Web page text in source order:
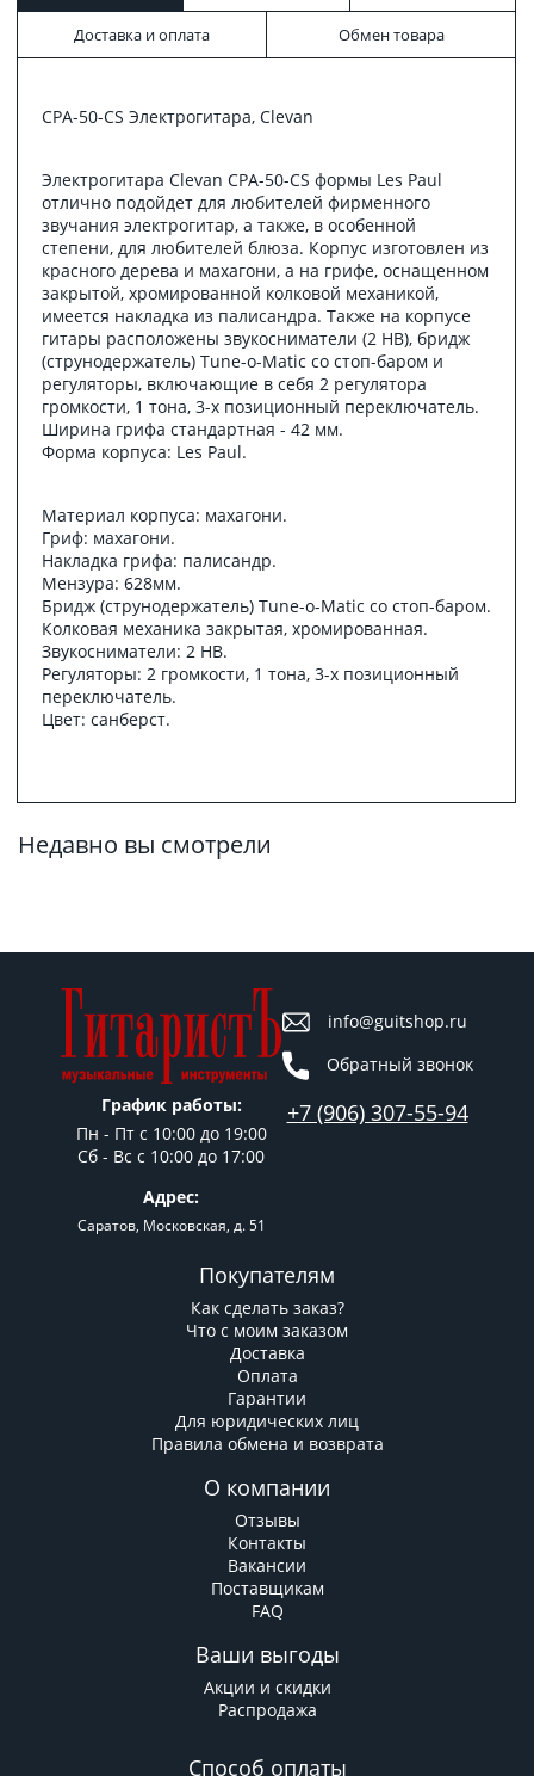
Доставка и оплата Обмен товара
CPA-50-CS Электрогитара, Clevan
Электрогитара Clevan CPA-50-CS формы Les Paul
отлично подойдет для любителей фирменного
звучания электрогитар, а также, в особенной
степени, для любителей блюза. Корпус изготовлен из
красного дерева и махагони, а на грифе, оснащенном
закрытой, хромированной колковой механикой,
имеется накладка из палисандра. Также на корпусе
гитары расположены звукосниматели (2 HB), бридж
(струнодержатель) Tune-o-Matic со стоп-баром и
регуляторы, включающие в себя 2 регулятора
громкости, 1 тона, 3-х позиционный переключатель.
Ширина грифа стандартная - 42 мм.
Форма корпуса: Les Paul.
Материал корпуса: махагони.
Гриф: махагони.
Накладка грифа: палисандр.
Мензура: 628мм.
Бридж (струнодержатель) Tune-o-Matic со стоп-баром.
Колковая механика закрытая, хромированная.
Звукосниматели: 2 HB.
Регуляторы: 2 громкости, 1 тона, 3-х позиционный
переключатель.
Цвет: санберст.
Недавно вы смотрели
График работы:
Пн - Пт c 10:00 до 19:00
Сб - Вс с 10:00 до 17:00
Адрес:
Саратов, Московская, д. 51
info@guitshop.ru
Обратный звонок
+7 (906) 307-55-94
Покупателям
Как сделать заказ?
Что с моим заказом
Доставка
Оплата
Гарантии
Для юридических лиц
Правила обмена и возврата
О компании
Отзывы
Контакты
Вакансии
Поставщикам
FAQ
Ваши выгоды
Акции и скидки
Распродажа
Способ оплаты